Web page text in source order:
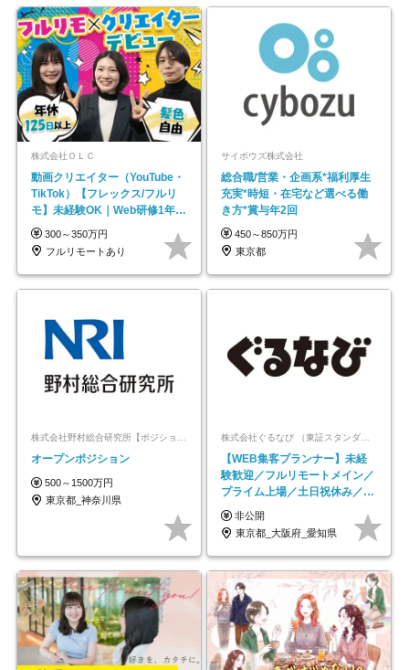
株式会社ＯＬＣ
動画クリエイター（YouTube・
TikTok）【フレックス/フルリ
モ】未経験OK｜Web研修1年間
｜副業OK
300～350万円
フルリモートあり
サイボウズ株式会社
総合職/営業・企画系*福利厚生
充実*時短・在宅など選べる働
き方*賞与年2回
450～850万円
東京都
オープンポジション
500～1500万円
東京都_神奈川県
株式会社ぐるなび （東証スタンダード上場）
【WEB集客プランナー】未経
験歓迎／フルリモートメイン／
プライム上場／土日祝休み／東
京・大阪・名古屋
非公開
東京都_大阪府_愛知県